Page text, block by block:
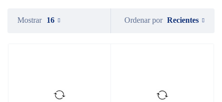
Ordenar por Recientes
Mostrar 16